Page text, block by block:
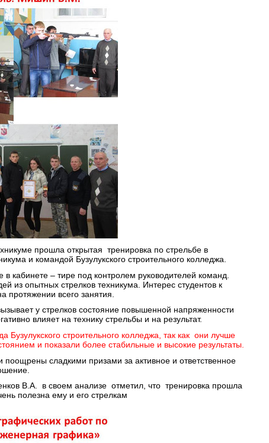
прошла открытая тренировка по стрельбе в
и командой Бузулукского строительного колледжа.
кабинете – тире под контролем руководителей команд.
из опытных стрелков техникума. Интерес студентов к
протяжении всего занятия.
у стрелков состояние повышенной напряженности
влияет на технику стрельбы и на результат.
строительного колледжа, так как они лучше
и показали более стабильные и высокие результаты.
сладкими призами за активное и ответственное
В.А. в своем анализе отметил, что тренировка прошла
полезна ему и его стрелкам